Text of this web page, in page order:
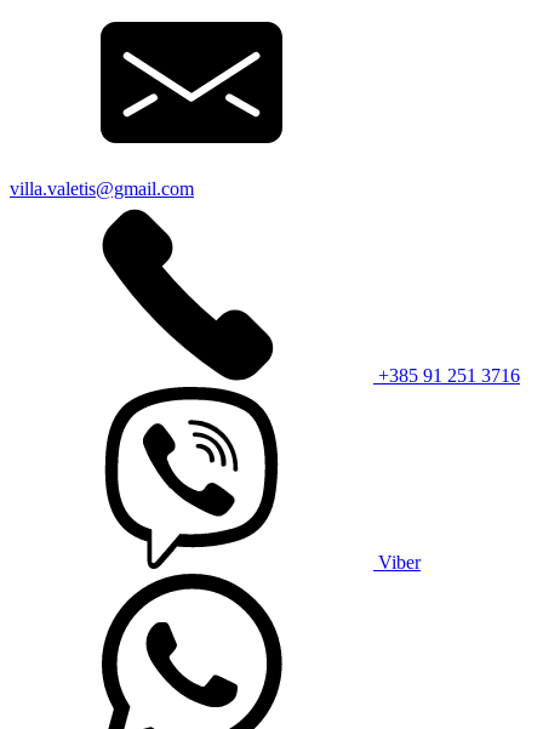
villa.valetis@gmail.com
+385 91 251 3716
Viber